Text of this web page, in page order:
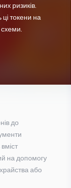
ризиків.
токени на
схеми.
до
на допомогу
або